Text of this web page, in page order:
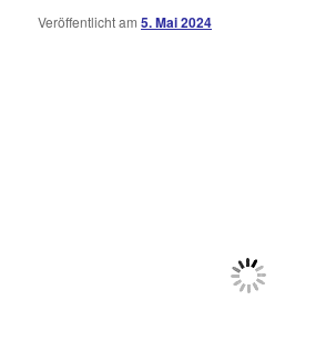
Veröffentlicht am5. Mai 2024